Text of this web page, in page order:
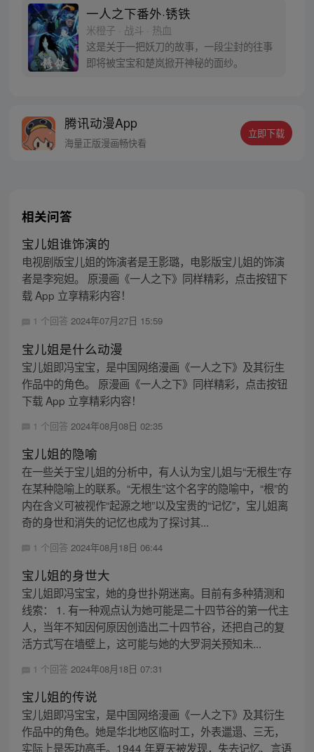
自己打工的快递公司。为了帮冯宝宝寻找她
的身世，也为了查清自己与爷爷身上的秘
密，张楚岚的生活被彻底颠覆，与冯宝宝一
同踏上“异人”之旅。
一人之下番外·锈铁
米橙子 · 战斗 · 热血
这是关于一把妖刀的故事，一段尘封的往事
即将被宝宝和楚岚掀开神秘的面纱。
腾讯动漫App
海量正版漫画畅快看
立即下载
相关问答
宝儿姐谁饰演的
电视剧版宝儿姐的饰演者是王影璐，电影版宝儿姐的饰演
者是李宛妲。 原漫画《一人之下》同样精彩，点击按钮下
载 App 立享精彩内容！
1 个回答 2024年07月27日 15:59
宝儿姐是什么动漫
宝儿姐即冯宝宝，是中国网络漫画《一人之下》及其衍生
作品中的角色。 原漫画《一人之下》同样精彩，点击按钮
下载 App 立享精彩内容！
1 个回答 2024年08月08日 02:35
宝儿姐的隐喻
在一些关于宝儿姐的分析中，有人认为宝儿姐与“无根生”存
在某种隐喻上的联系。“无根生”这个名字的隐喻中，“根”的
内在含义可被视作“起源之地”以及宝贵的“记忆”，宝儿姐离
奇的身世和消失的记忆也成为了探讨其...
1 个回答 2024年08月18日 06:44
宝儿姐的身世大
宝儿姐即冯宝宝，她的身世扑朔迷离。目前有多种猜测和
线索： 1. 有一种观点认为她可能是二十四节谷的第一代主
人，当年不知因何原因创造出二十四节谷，还把自己的复
活方式写在墙壁上，这可能与她的大罗洞关预知未...
1 个回答 2024年08月18日 07:31
宝儿姐的传说
宝儿姐即冯宝宝，是中国网络漫画《一人之下》及其衍生
作品中的角色。她是华北地区临时工，外表邋遢、三无，
实际上是炁功高手。1944 年夏天被发现，失去记忆、言语